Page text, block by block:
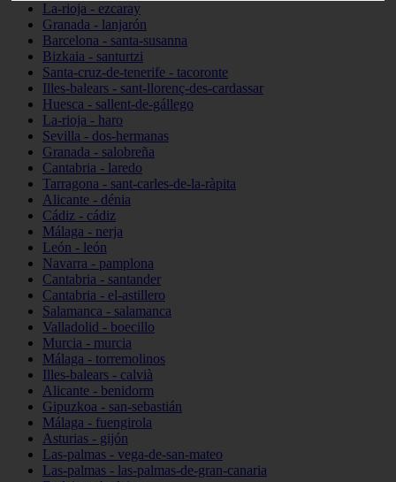
La-rioja - ezcaray
Granada - lanjarón
Barcelona - santa-susanna
Bizkaia - santurtzi
Santa-cruz-de-tenerife - tacoronte
Illes-balears - sant-llorenç-des-cardassar
Huesca - sallent-de-gállego
La-rioja - haro
Sevilla - dos-hermanas
Granada - salobreña
Cantabria - laredo
Tarragona - sant-carles-de-la-ràpita
Alicante - dénia
Cádiz - cádiz
Málaga - nerja
León - león
Navarra - pamplona
Cantabria - santander
Cantabria - el-astillero
Salamanca - salamanca
Valladolid - boecillo
Murcia - murcia
Málaga - torremolinos
Illes-balears - calvià
Alicante - benidorm
Gipuzkoa - san-sebastián
Málaga - fuengirola
Asturias - gijón
Las-palmas - vega-de-san-mateo
Las-palmas - las-palmas-de-gran-canaria